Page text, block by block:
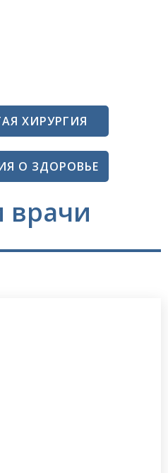
ХИРУРГИЯ
О ЗДОРОВЬЕ